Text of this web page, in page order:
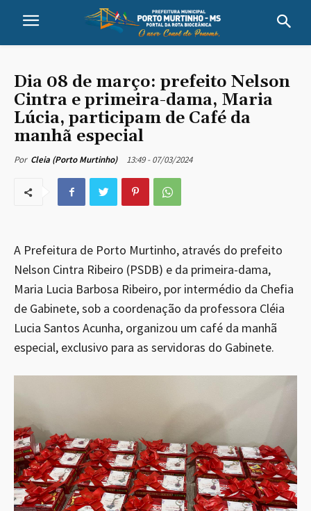
Dia 08 de março: prefeito Nelson
Cintra e primeira-dama, Maria
Lúcia, participam de Café da
manhã especial
Por Cleia (Porto Murtinho) 13:49 - 07/03/2024
A Prefeitura de Porto Murtinho, através do prefeito
Nelson Cintra Ribeiro (PSDB) e da primeira-dama,
Maria Lucia Barbosa Ribeiro, por intermédio da Chefia
de Gabinete, sob a coordenação da professora Cléia
Lucia Santos Acunha, organizou um café da manhã
especial, exclusivo para as servidoras do Gabinete.